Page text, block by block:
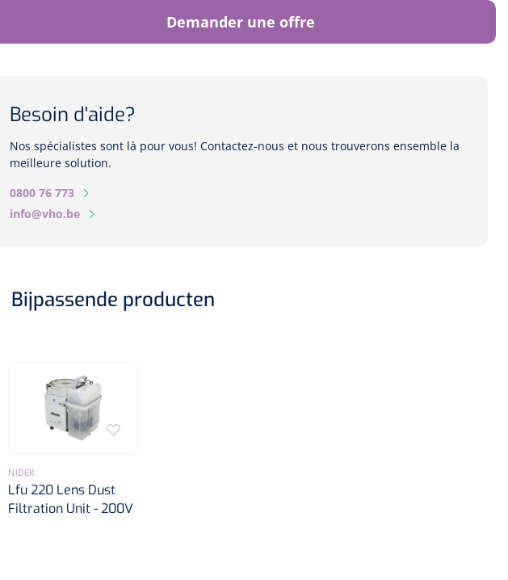
Demander une offre
Besoin d'aide?
Nos spécialistes sont là pour vous! Contactez-nous et nous trouverons ensemble la
meilleure solution.
0800 76 773
info@vho.be
Bijpassende producten
NIDEK
Lfu 220 Lens Dust
Filtration Unit - 200V